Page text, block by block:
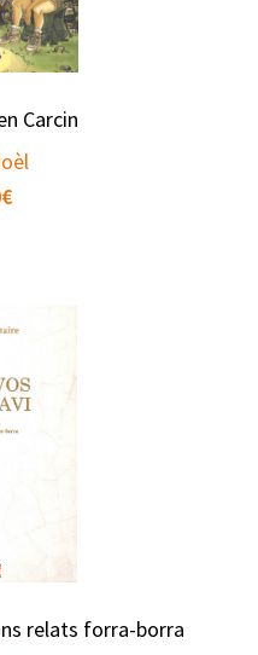
Carcin
€
relats forra-borra